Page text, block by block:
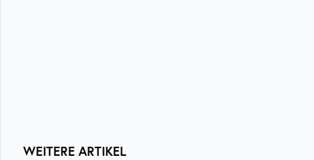
WEITERE ARTIKEL